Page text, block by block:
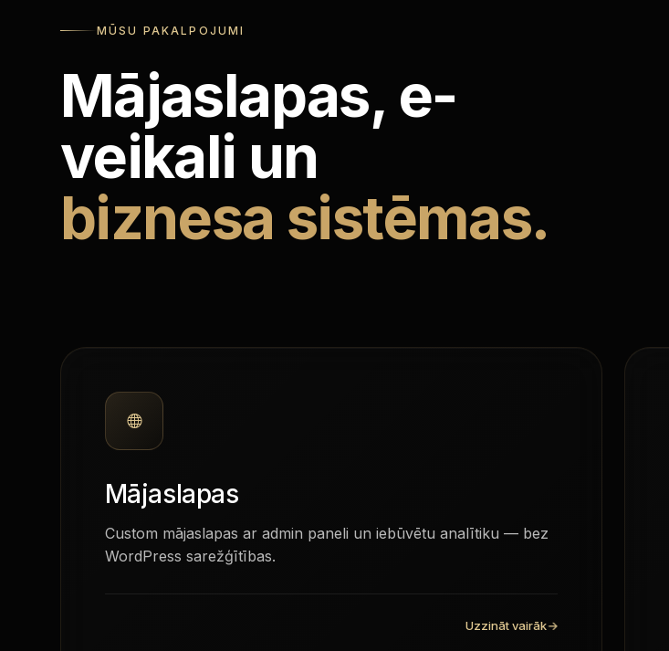
MŪSU PAKALPOJUMI
Mājaslapas, e-
veikali un
biznesa sistēmas.
Mājaslapas
Custom mājaslapas ar admin paneli un iebūvētu analītiku — bez
WordPress sarežģītības.
Uzzināt vairāk→